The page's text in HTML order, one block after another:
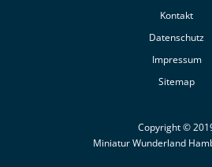
Kontakt
Datenschutz
Impressum
Sitemap
Copyright ©
Miniatur Wunderland